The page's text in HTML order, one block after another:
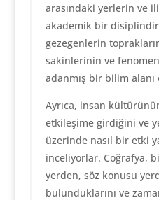
arasındaki yerlerin ve
akademik bir
gezegenlerin
sakinlerinin ve
adanmış bir bilim
Ayrıca, insan
etkileşime girdiğini ve
üzerinde nasıl bir etki
inceliyorlar. Coğrafya,
yerden, söz konusu
bulunduklarını ve